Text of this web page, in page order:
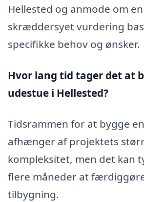
Hellested og anmode om en
skræddersyet vurdering
specifikke behov og ønsker.
Hvor lang tid tager det at
udestue i Hellested?
Tidsrammen for at bygge
afhænger af projektets
kompleksitet, men det kan
flere måneder at
tilbygning.